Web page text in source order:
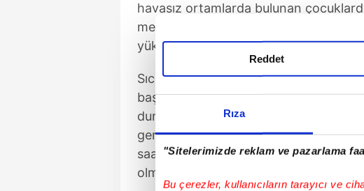
Rıza
"Sitelerimizde reklam ve pazarlama
Bu çerezler, kullanıcıların tarayıcı ve
Reddet
havasız ortamlarda bulunan
mekanizması yetişkinlere göre daha
yükselebiliyor.
Sıcak çarpmasının belirtileri arasında
baş dönmesi, bulantı ve bilinç
durumlarda çocuğun derhal gölgeye
gerekmektedir. Güneş ışınlarının
saatleri arasında mümkünse dışarıya
olmasa bile bol su içmesini sağlayın.